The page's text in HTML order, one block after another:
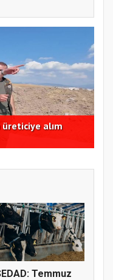
alım
Temmuz